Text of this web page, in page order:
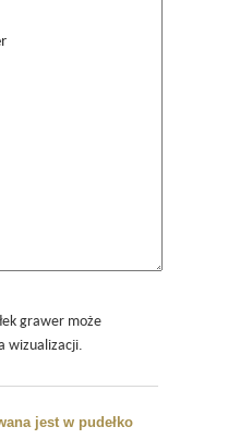
grawer może
wizualizacji.
jest w pudełko